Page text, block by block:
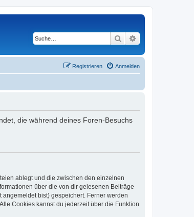
Suche
Anmelden
Registrieren
die während deines Foren-Besuchs
ablegt und die zwischen den einzelnen
über die von dir gelesenen Beiträge
bist) gespeichert. Ferner werden
Cookies kannst du jederzeit über die Funktion